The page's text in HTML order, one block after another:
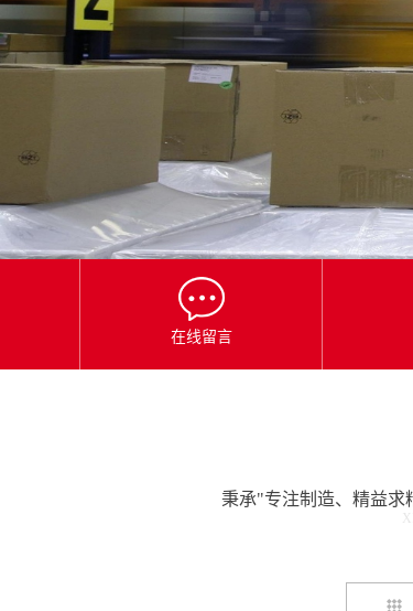
货
架
制
造
网
在线留言
秉承"专注制造、精益求